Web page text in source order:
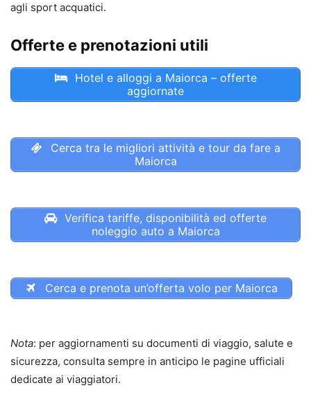
agli sport acquatici.
Offerte e prenotazioni utili
Hotel e alloggi a Maiorca – offerte
aggiornate
Cerca tra le migliori attività e tour da fare a
Maiorca
Verifica tariffe, disponibilità ed offerte
noleggio auto a Maiorca
Cerca e prenota un’offerta volo per Maiorca
Nota: per aggiornamenti su documenti di viaggio, salute e
sicurezza, consulta sempre in anticipo le pagine ufficiali
dedicate ai viaggiatori.